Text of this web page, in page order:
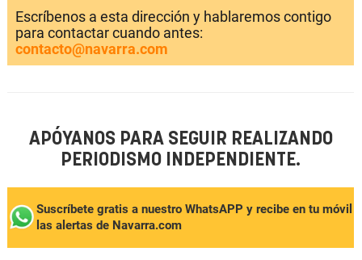
Escríbenos a esta dirección y hablaremos contigo
para contactar cuando antes:
contacto@navarra.com
APÓYANOS PARA SEGUIR REALIZANDO
PERIODISMO INDEPENDIENTE.
Suscríbete gratis a nuestro WhatsAPP y recibe en tu móvil
las alertas de Navarra.com